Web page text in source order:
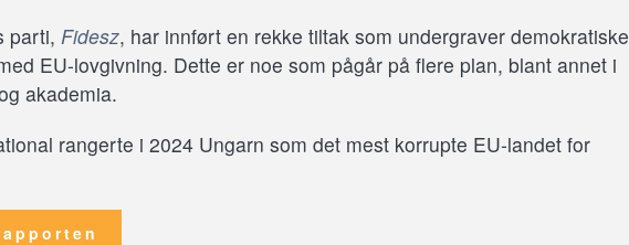
parti, Fidesz, har innført en rekke tiltak som undergraver demokratiske
EU-lovgivning. Dette er noe som pågår på flere plan, blant annet i
akademia.
rangerte i 2024 Ungarn som det mest korrupte EU-landet for